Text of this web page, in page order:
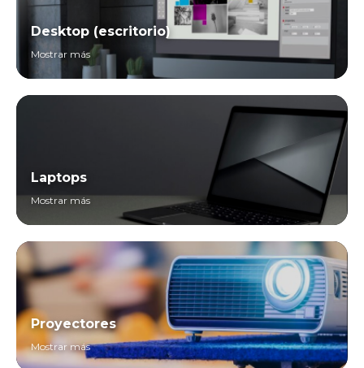
Desktop (escritorio)
Mostrar más
Laptops
Mostrar más
Proyectores
Mostrar más